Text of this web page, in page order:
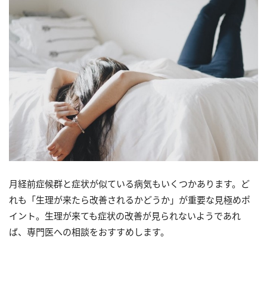
月経前症候群と症状が似ている病気もいくつかあります。ど
れも「生理が来たら改善されるかどうか」が重要な見極めポ
イント。生理が来ても症状の改善が見られないようであれ
ば、専門医への相談をおすすめします。